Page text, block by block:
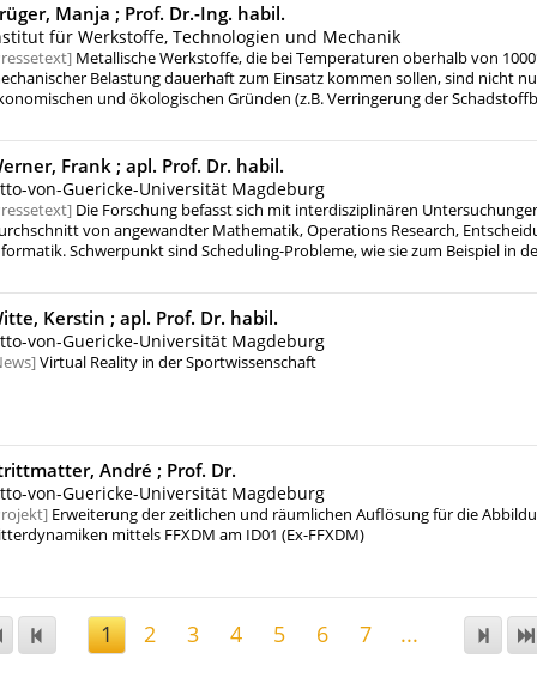
Manja ; Prof. Dr.-Ing. habil.
für Werkstoffe, Technologien und Mechanik
Metallische Werkstoffe, die bei Temperaturen oberhalb von
Belastung dauerhaft zum Einsatz kommen sollen, sind nicht
und ökologischen Gründen (z.B. Verringerung der
dies eine große Herausforderung dar, da nur wenige Werkstoffe mit
Anforderungsprofil bekannt sind und somit erst entwickelt
Entwicklung erfolgt unter Anwendung von metallurgischen bzw.
wobei im Ergebnis komplex aufgebaute Werkstoffe entstehen.
meist verstärkt mit hochfesten und
Phasen, müssen hinsichtlich des Anforderungsprofils
werden. Ziel ist es, optimale Lösungen für individuelle
Frank ; apl. Prof. Dr. habil.
von-Guericke-Universität Magdeburg
Die Forschung befasst sich mit interdisziplinären
von angewandter Mathematik, Operations Research,
Schwerpunkt sind Scheduling-Probleme, wie sie zum Beispiel in
Aufträgen, so dass ein Optimalitätskriterium erfüllt ist (z.B.
Für solche Probleme werden exakte und
entwickelt. Darüber hinaus werden Probleme betrachtet, bei
behaftet sind, d.h. die genaue Bearbeitungszeit eines Auftrags
ist im Voraus nicht bekannt, man kennt lediglich ein Intervall, indem
Kerstin ; apl. Prof. Dr. habil.
von-Guericke-Universität Magdeburg
Virtual Reality in der Sportwissenschaft
André ; Prof. Dr.
von-Guericke-Universität Magdeburg
Erweiterung der zeitlichen und räumlichen Auflösung für die
mittels FFXDM am ID01 (Ex-FFXDM)
1 2 3 4 5 6 7 ...